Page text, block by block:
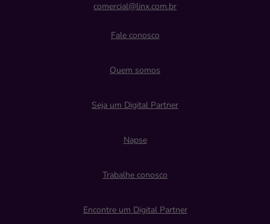
comercial@linx.com.br
Fale conosco
Quem somos
Seja um Digital Partner
Napse
Trabalhe conosco
Encontre um Digital Partner